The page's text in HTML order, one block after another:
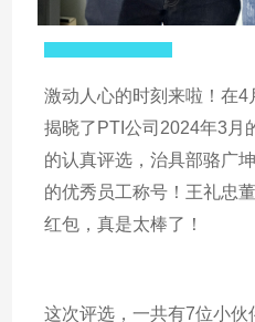
激动人心的时刻来啦！在
揭晓了PTI公司2024年3月
的认真评选，治具部骆广
的优秀员工称号！王礼忠
红包，真是太棒了！
这次评选，一共有7位小